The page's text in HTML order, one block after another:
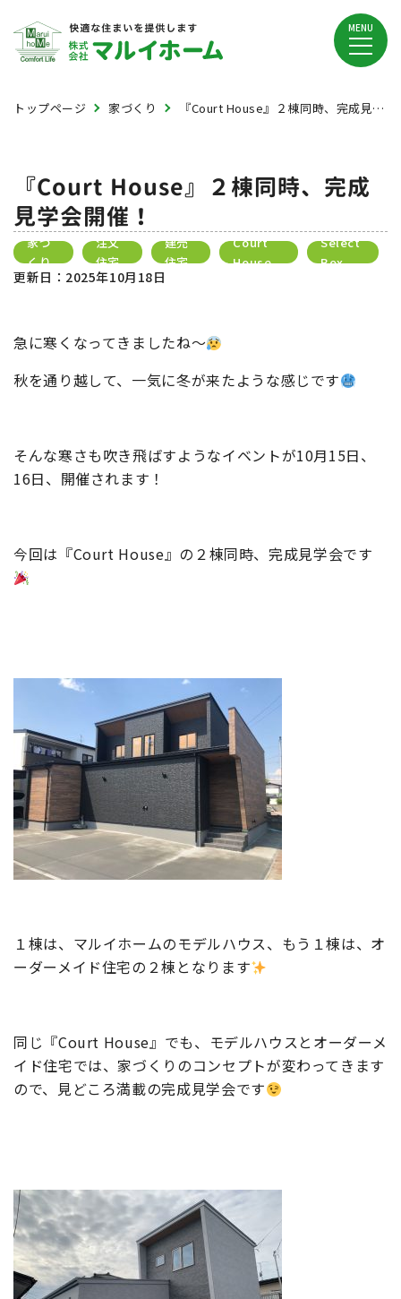
MENU
トップページ 家づくり 『Court House』２棟同時、完成見学会開催！
『Court House』２棟同時、完成
見学会開催！
家づ
くり
注文
住宅
建売
住宅
Court
House
Select
Box
更新日： 2025年10月18日
急に寒くなってきましたね～
秋を通り越して、一気に冬が来たような感じです
そんな寒さも吹き飛ばすようなイベントが10月15日、
16日、開催されます！
今回は『Court House』の２棟同時、完成見学会です
１棟は、マルイホームのモデルハウス、もう１棟は、オ
ーダーメイド住宅の２棟となります
同じ『Court House』でも、モデルハウスとオーダーメ
イド住宅では、家づくりのコンセプトが変わってきます
ので、見どころ満載の完成見学会です